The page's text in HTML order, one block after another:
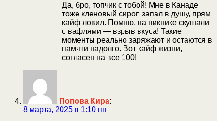
Да, бро, топчик с тобой! Мне в Канаде
тоже кленовый сироп запал в душу, прям
кайф ловил. Помню, на пикнике скушали
с вафлями — взрыв вкуса! Такие
моменты реально заряжают и остаются в
памяти надолго. Вот кайф жизни,
согласен на все 100!
Попова Кира:
8 марта, 2025 в 1:10 пп